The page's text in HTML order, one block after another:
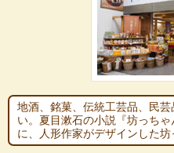
地酒、銘菓、伝統工芸品、民
い。夏目漱石の小説『坊っち
に、人形作家がデザインした坊